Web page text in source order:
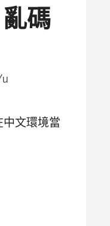
碼
中文環境當